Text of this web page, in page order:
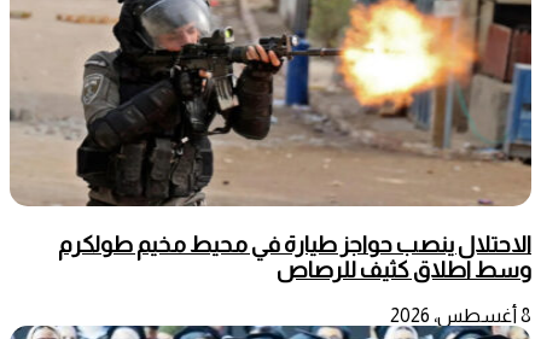
الاحتلال ينصب حواجز طيارة في محيط مخيم طولكرم
وسط اطلاق كثيف للرصاص
8 أغسطس، 2026